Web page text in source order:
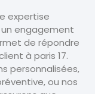
expertise
engagement
de répondre
à paris 17.
personnalisées,
ou nos